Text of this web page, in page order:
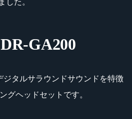
GA200
ジタルサラウンドサウンドを特徴
グヘッドセットです。